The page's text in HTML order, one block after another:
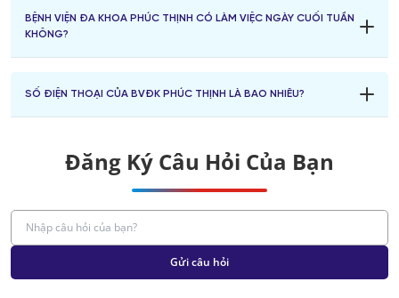
Tiến - Tỉnh Thanh Hóa
BỆNH VIỆN ĐA KHOA PHÚC THỊNH CÓ LÀM VIỆC NGÀY CUỐI TUẦN
KHÔNG?
ngày Lễ Tết)
SỐ ĐIỆN THOẠI CỦA BVĐK PHÚC THỊNH LÀ BAO NHIÊU?
BVĐK Phúc Thịnh: 1900 8106
Đăng Ký Câu Hỏi Của Bạn
Gửi câu hỏi